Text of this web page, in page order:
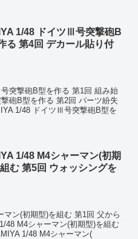
1/48 ドイツⅢ号突撃砲B
る 第4回 デカール貼り付
突撃砲B型を作る 第1回 組み始
砲B型を作る 第2回 パーツ紛失
1/48 ドイツⅢ号突撃砲B型を
1/48 M4シャーマン(初期
む 第5回 ウォッシングを
ン(初期型)を組む 第1回 父から
M4シャーマン(初期型)を組む
1/48 M4シャーマン(